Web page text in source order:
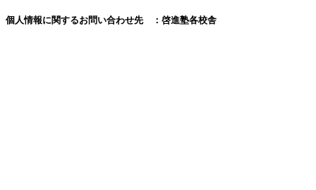
個人情報に関するお問い合わせ先 ：啓進塾各校舎